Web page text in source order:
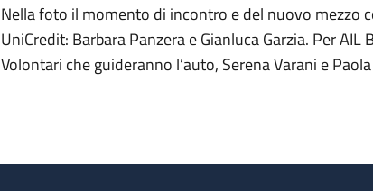
Nella foto il momento di incontro e del nuovo mezzo
UniCredit: Barbara Panzera e Gianluca Garzia. Per
Volontari che guideranno l’auto, Serena Varani e